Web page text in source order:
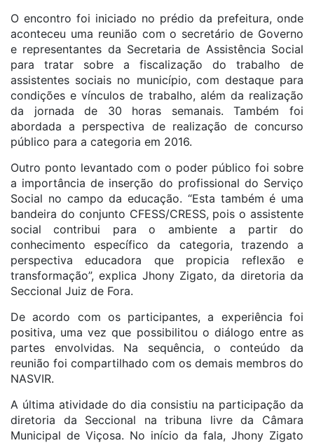
O encontro foi iniciado no prédio da prefeitura, onde
aconteceu uma reunião com o secretário de Governo
e representantes da Secretaria de Assistência Social
para tratar sobre a fiscalização do trabalho de
assistentes sociais no município, com destaque para
condições e vínculos de trabalho, além da realização
da jornada de 30 horas semanais. Também foi
abordada a perspectiva de realização de concurso
público para a categoria em 2016.
Outro ponto levantado com o poder público foi sobre
a importância de inserção do profissional do Serviço
Social no campo da educação. “Esta também é uma
bandeira do conjunto CFESS/CRESS, pois o assistente
social contribui para o ambiente a partir do
conhecimento específico da categoria, trazendo a
perspectiva educadora que propicia reflexão e
transformação”, explica Jhony Zigato, da diretoria da
Seccional Juiz de Fora.
De acordo com os participantes, a experiência foi
positiva, uma vez que possibilitou o diálogo entre as
partes envolvidas. Na sequência, o conteúdo da
reunião foi compartilhado com os demais membros do
NASVIR.
A última atividade do dia consistiu na participação da
diretoria da Seccional na tribuna livre da Câmara
Municipal de Viçosa. No início da fala, Jhony Zigato